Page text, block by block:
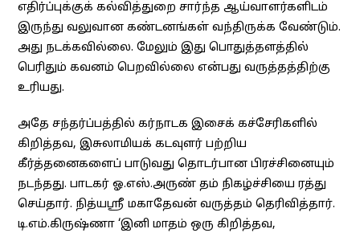
எதிர்ப்புக்குக் கல்வித்துறை சார்ந்த ஆய்வாளர்களிடம்
இருந்து வலுவான கண்டனங்கள் வந்திருக்க வேண்டும்.
அது நடக்கவில்லை. மேலும் இது பொதுத்தளத்தில்
பெரிதும் கவனம் பெறவில்லை என்பது வருத்தத்திற்கு
உரியது.
அதே சந்தர்ப்பத்தில் கர்நாடக இசைக் கச்சேரிகளில்
கிறித்தவ, இசுலாமியக் கடவுளர் பற்றிய
கீர்த்தனைகளைப் பாடுவது தொடர்பான பிரச்சினையும்
நடந்தது. பாடகர் ஓ.எஸ்.அருண் தம் நிகழ்ச்சியை ரத்து
செய்தார். நித்யஸ்ரீ மகாதேவன் வருத்தம் தெரிவித்தார்.
டி.எம்.கிருஷ்ணா ‘இனி மாதம் ஒரு கிறித்தவ,